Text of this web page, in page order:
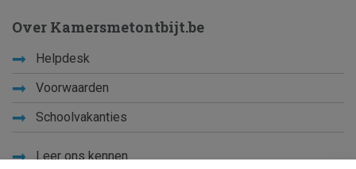
Over Kamersmetontbijt.be
Helpdesk
Voorwaarden
Schoolvakanties
Leer ons kennen